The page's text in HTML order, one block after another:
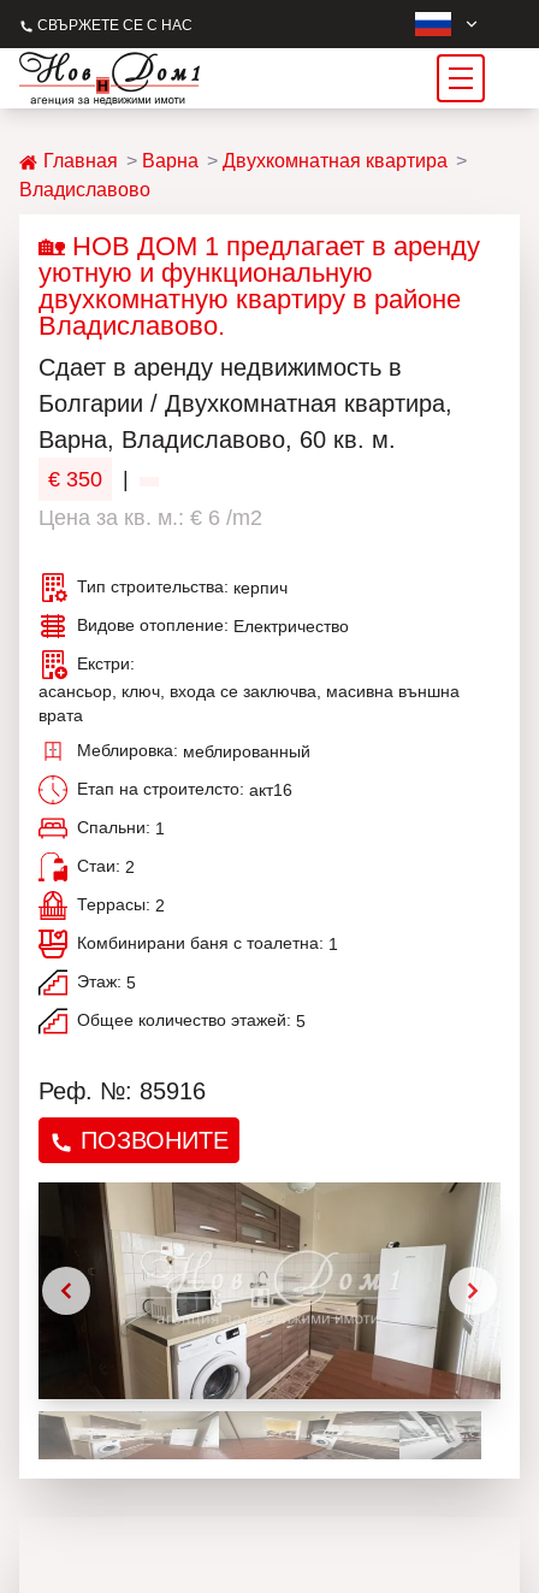
СВЪРЖЕТЕ СЕ С НАС
Главная Варна
Двухкомнатная квартира
Владиславово
🏡 НОВ ДОМ 1 предлагает в аренду
уютную и функциональную
двухкомнатную квартиру в районе
Владиславово.
Сдает в аренду недвижимость в
Болгарии / Двухкомнатная квартира,
Варна, Владиславово, 60 кв. м.
€ 350
Цена за кв. м.: € 6 /m2
Тип строительства: керпич
Видове отопление: Електричество
Екстри:
асансьор, ключ, входа се заключва, масивна външна
врата
Меблировка: меблированный
Етап на строителсто: акт16
Спальни: 1
Стаи: 2
Террасы: 2
Комбинирани баня с тоалетна: 1
Этаж: 5
Общее количество этажей: 5
Реф. №: 85916
ПОЗВОНИТЕ